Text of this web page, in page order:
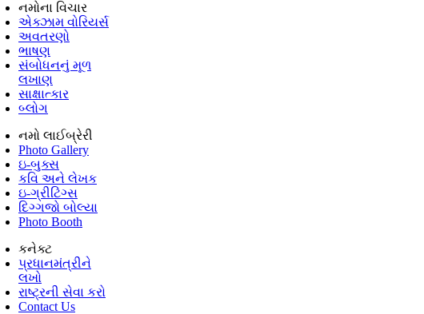
નમોના વિચાર
એક્ઝામ વોરિયર્સ
અવતરણો
ભાષણ
સંબોધનનું મૂળ
લખાણ
સાક્ષાત્કાર
બ્લોગ
નમો લાઈબ્રેરી
Photo Gallery
ઇ-બુક્સ
કવિ અને લેખક
ઇ-ગ્રીટિંગ્સ
દિગ્ગજો બોલ્યા
Photo Booth
કનેક્ટ
પ્રધાનમંત્રીને
લખો
રાષ્ટ્રની સેવા કરો
Contact Us